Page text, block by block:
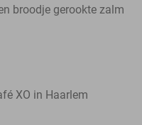
broodje gerookte zalm
XO in Haarlem